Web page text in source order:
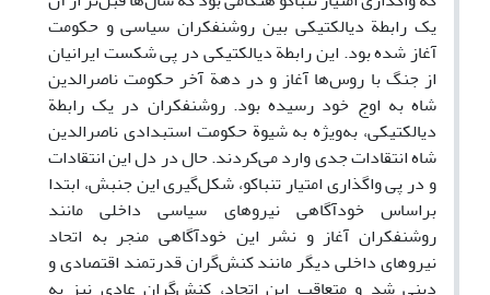
یک رابطة دیالکتیکی بین روشنفکران سیاسی و حکومت
آغاز شده بود. این رابطة دیالکتیکی در پی شکست ایرانیان
از جنگ با روس‌ها آغاز و در دهة آخر حکومت ناصرالدین
شاه به اوج خود رسیده بود. روشنفکران در یک رابطة
دیالکتیکی، به‌ویژه به شیوة حکومت استبدادی ناصرالدین
شاه انتقادات جدی وارد می‌کردند. حال در دل این انتقادات
و در پی واگذاری امتیار تنباکو، شکل‌گیری این جنبش، ابتدا
براساس خودآگاهی نیروهای سیاسی داخلی مانند
روشنفکران آغاز و نشر این خودآگاهی منجر به اتحاد
نیروهای داخلی دیگر مانند کنش‌گران قدرتمند اقتصادی و